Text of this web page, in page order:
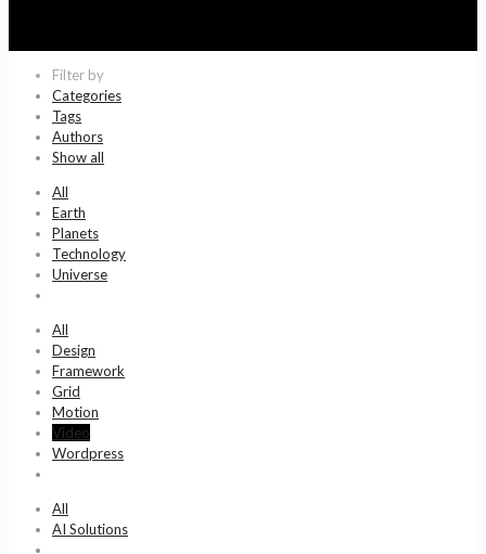
Filter by
Categories
Tags
Authors
Show all
All
Earth
Planets
Technology
Universe
All
Design
Framework
Grid
Motion
Video
Wordpress
All
AI Solutions